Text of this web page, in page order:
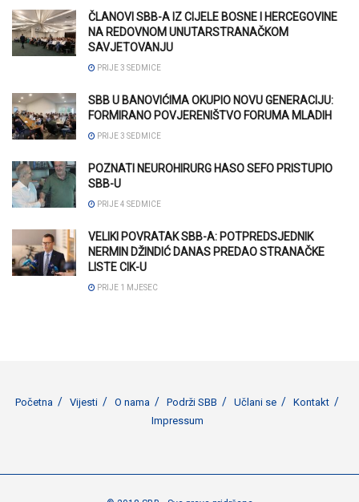
ČLANOVI SBB-A IZ CIJELE BOSNE I HERCEGOVINE
NA REDOVNOM UNUTARSTRANAČKOM
SAVJETOVANJU
PRIJE 3 SEDMICE
SBB U BANOVIĆIMA OKUPIO NOVU GENERACIJU:
FORMIRANO POVJERENIŠTVO FORUMA MLADIH
PRIJE 3 SEDMICE
POZNATI NEUROHIRURG HASO SEFO PRISTUPIO
SBB-U
PRIJE 4 SEDMICE
VELIKI POVRATAK SBB-A: POTPREDSJEDNIK
NERMIN DŽINDIĆ DANAS PREDAO STRANAČKE
LISTE CIK-U
PRIJE 1 MJESEC
Početna Vijesti O nama Podrži SBB Učlani se
Kontakt
Impressum